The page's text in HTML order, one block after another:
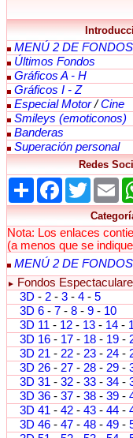
MENÚ 2 DE FONDOS
Últimos Fondos
Gráficos A - H
Gráficos I - Z
Especial Motor/Cine
Smileys (emoticonos)
Banderas
Superación personal
Redes
Share Facebook
Twitter
Nota: Los enlaces
(a menos que se
MENÚ 2 DE FONDOS
►
Fondos
3D - 2 - 3 - 4 - 5
3D 6 - 7 - 8 - 9 - 10
3D 11 - 12 - 13 - 14 -
3D 16 - 17 - 18 - 19 -
3D 21 - 22 - 23 - 24 -
3D 26 - 27 - 28 - 29 -
3D 31 - 32 - 33 - 34 -
3D 36 - 37 - 38 - 39 -
3D 41 - 42 - 43 - 44 -
3D 46 - 47 - 48 - 49 -